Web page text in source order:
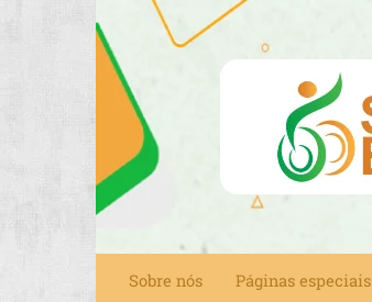
Sobre nós Páginas especiais